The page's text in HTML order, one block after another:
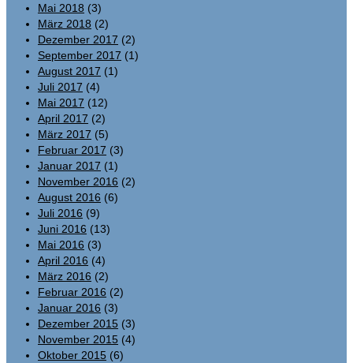
Mai 2018 (3)
März 2018 (2)
Dezember 2017 (2)
September 2017 (1)
August 2017 (1)
Juli 2017 (4)
Mai 2017 (12)
April 2017 (2)
März 2017 (5)
Februar 2017 (3)
Januar 2017 (1)
November 2016 (2)
August 2016 (6)
Juli 2016 (9)
Juni 2016 (13)
Mai 2016 (3)
April 2016 (4)
März 2016 (2)
Februar 2016 (2)
Januar 2016 (3)
Dezember 2015 (3)
November 2015 (4)
Oktober 2015 (6)